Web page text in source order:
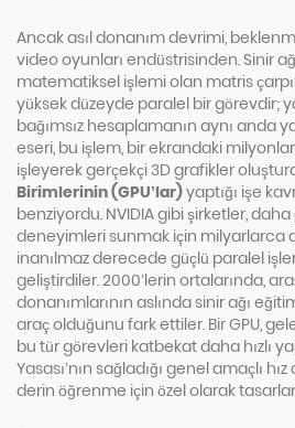
Ancak asıl donanım devrimi,
video oyunları endüstrisinden. Sinir
matematiksel işlemi olan matris
yüksek düzeyde paralel bir görevdir;
bağımsız hesaplamanın aynı anda
eseri, bu işlem, bir ekrandaki
işleyerek gerçekçi 3D grafikler
Birimlerinin (GPU’lar)yaptığı işe
benziyordu. NVIDIA gibi şirketler,
deneyimleri sunmak için milyarlarca
inanılmaz derecede güçlü paralel
geliştirdiler. 2000’lerin ortalarında,
donanımlarının aslında sinir ağı
araç olduğunu fark ettiler. Bir GPU,
bu tür görevleri katbekat daha hızlı
Yasası’nın sağladığı genel amaçlı
derin öğrenme için özel olarak